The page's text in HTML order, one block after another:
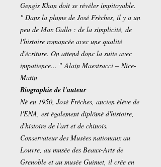
Gengis Khan doit se révéler impitoyable.
" Dans la plume de José Frèches, il y a un
peu de Max Gallo : de la simplicité, de
l'histoire romancée avec une qualité
d'écriture. On attend donc la suite avec
impatience... " Alain Maestracci – Nice-
Matin
Biographie de l'auteur
Né en 1950, José Frèches, ancien élève de
l'ENA, est également diplômé d'histoire,
d'histoire de l'art et de chinois.
Conservateur des Musées nationaux au
Louvre, au musée des Beaux-Arts de
Grenoble et au musée Guimet, il crée en